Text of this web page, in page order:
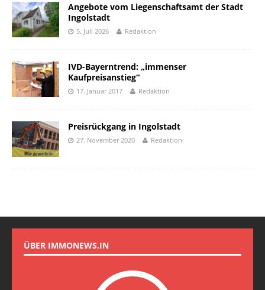
Angebote vom Liegenschaftsamt der Stadt
Ingolstadt
5. Juli 2026 Redaktion
IVD-Bayerntrend: „immenser
Kaufpreisanstieg“
17. Januar 2017 Redaktion
Preisrückgang in Ingolstadt
27. November 2020 Redaktion
ÜBER IMMONEWS.IN